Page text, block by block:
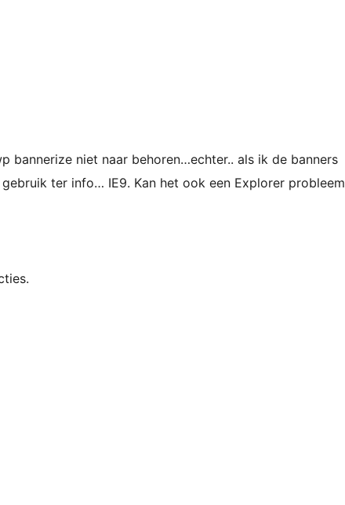
bannerize niet naar behoren…echter.. als ik de banners
ter info… IE9. Kan het ook een Explorer probleem